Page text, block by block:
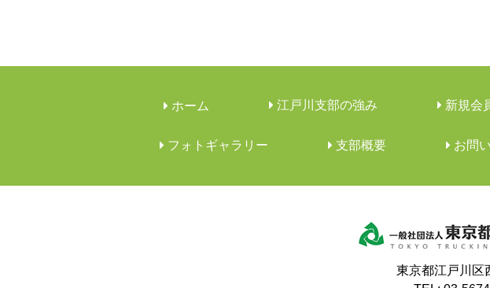
ホーム 江戸川支部の強み 新規会
フォトギャラリー ︎支部概要 お問
東京都江戸川